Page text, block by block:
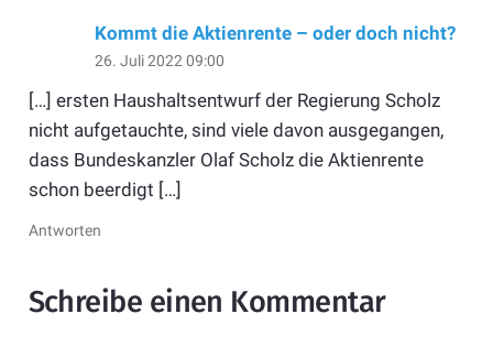
Kommt die Aktienrente – oder doch nicht?
26. Juli 2022 09:00
[…] ersten Haushaltsentwurf der Regierung Scholz
nicht aufgetauchte, sind viele davon ausgegangen,
dass Bundeskanzler Olaf Scholz die Aktienrente
schon beerdigt […]
Antworten
Schreibe einen Kommentar